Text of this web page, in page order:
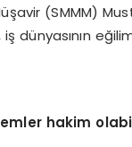
(SMMM)
dünyasının
hakim